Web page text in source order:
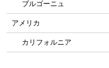
ブルゴーニュ
アメリカ
カリフォルニア